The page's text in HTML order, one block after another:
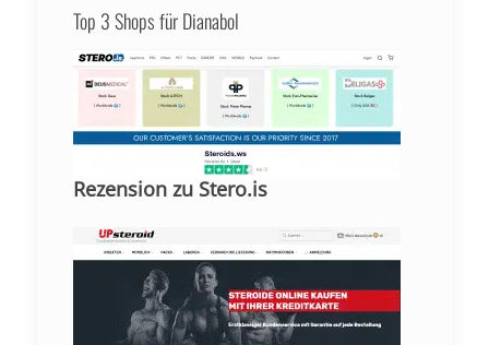
Top 3 Shops für Dianabol
Rezension zu Stero.is